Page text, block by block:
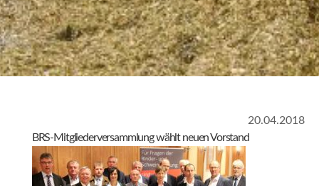
20.04.2018
BRS-Mitgliederversammlung wählt neuen Vorstand